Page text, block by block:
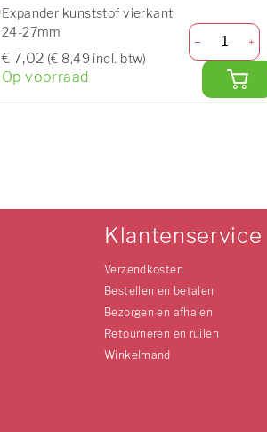
Expander kunststof vierkant
24-27mm
€ 7,02 (€ 8,49 incl. btw)
Op voorraad
Klantenservice
Verzendkosten
Bestellen en betalen
Bezorgen en afhalen
Retourneren en ruilen
Winkelmand